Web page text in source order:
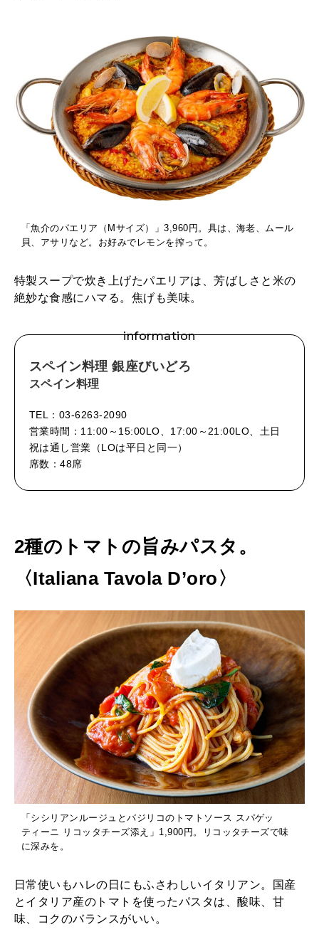
「魚介のパエリア（Mサイズ）」3,960円。具は、海老、ムール
貝、アサリなど。お好みでレモンを搾って。
特製スープで炊き上げたパエリアは、芳ばしさと米の
絶妙な食感にハマる。焦げも美味。
information
スペイン料理 銀座びいどろ
スペイン料理
TEL：03-6263-2090
営業時間：11:00～15:00LO、17:00～21:00LO、土日
祝は通し営業（LOは平日と同一）
席数：48席
2種のトマトの旨みパスタ。
〈Italiana Tavola D’oro〉
「シシリアンルージュとバジリコのトマトソース スパゲッ
ティーニ リコッタチーズ添え」1,900円。リコッタチーズで味
に深みを。
日常使いもハレの日にもふさわしいイタリアン。国産
とイタリア産のトマトを使ったパスタは、酸味、甘
味、コクのバランスがいい。